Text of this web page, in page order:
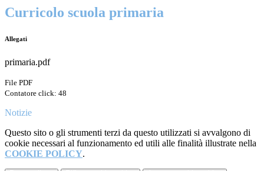
Curricolo scuola primaria
Allegati
primaria.pdf
File PDF
Contatore click: 48
Notizie
Questo sito o gli strumenti terzi da questo utilizzati si avvalgono di
cookie necessari al funzionamento ed utili alle finalità illustrate nella
COOKIE POLICY.